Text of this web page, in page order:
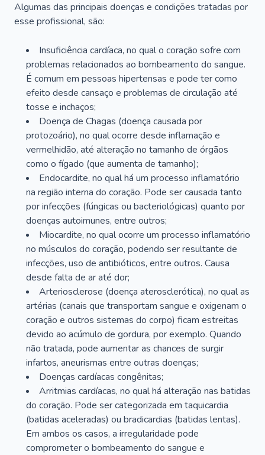
Algumas das principais doenças e condições tratadas por
esse profissional, são:
Insuficiência cardíaca, no qual o coração sofre com
problemas relacionados ao bombeamento do sangue.
É comum em pessoas hipertensas e pode ter como
efeito desde cansaço e problemas de circulação até
tosse e inchaços;
Doença de Chagas (doença causada por
protozoário), no qual ocorre desde inflamação e
vermelhidão, até alteração no tamanho de órgãos
como o fígado (que aumenta de tamanho);
Endocardite, no qual há um processo inflamatório
na região interna do coração. Pode ser causada tanto
por infecções (fúngicas ou bacteriológicas) quanto por
doenças autoimunes, entre outros;
Miocardite, no qual ocorre um processo inflamatório
no músculos do coração, podendo ser resultante de
infecções, uso de antibióticos, entre outros. Causa
desde falta de ar até dor;
Arteriosclerose (doença aterosclerótica), no qual as
artérias (canais que transportam sangue e oxigenam o
coração e outros sistemas do corpo) ficam estreitas
devido ao acúmulo de gordura, por exemplo. Quando
não tratada, pode aumentar as chances de surgir
infartos, aneurismas entre outras doenças;
Doenças cardíacas congênitas;
Arritmias cardíacas, no qual há alteração nas batidas
do coração. Pode ser categorizada em taquicardia
(batidas aceleradas) ou bradicardias (batidas lentas).
Em ambos os casos, a irregularidade pode
comprometer o bombeamento do sangue e